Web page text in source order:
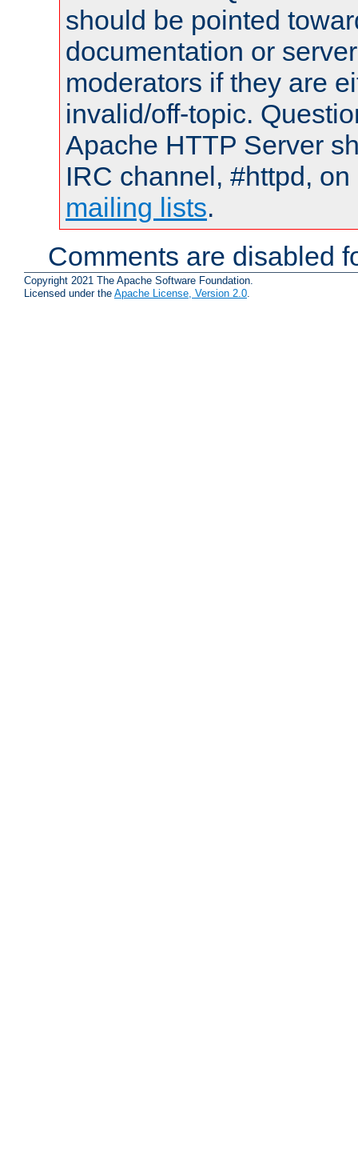
should be pointed
documentation or
moderators if they are
invalid/off-topic.
Apache HTTP Server
IRC channel, #httpd,
mailing lists.
Comments are disabled
Copyright 2021 The Apache Software Foundation.
Licensed under the Apache License, Version 2.0.